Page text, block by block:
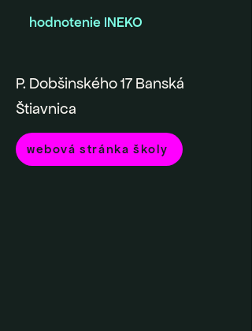
hodnotenie INEKO
P. Dobšinského 17 Banská
Štiavnica
webová stránka školy